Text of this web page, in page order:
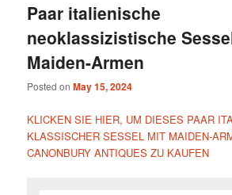
Paar italienische
neoklassizistische
Maiden-Armen
Posted onMay 15, 2024
KLICKEN SIE HIER, UM DIESES PAAR
KLASSISCHER SESSEL MIT MAIDEN-
CANONBURY ANTIQUES ZU KAUFEN